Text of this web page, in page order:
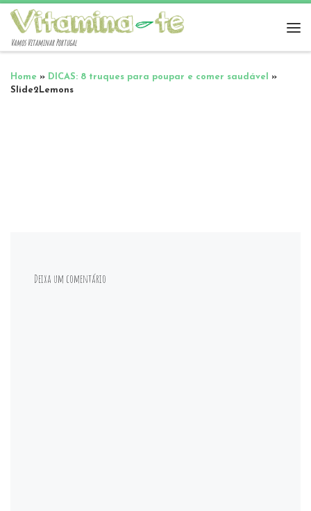
Vamos Vitaminar Portugal
Home » DICAS: 8 truques para poupar e comer saudável
»
Slide2Lemons
Deixa um comentário